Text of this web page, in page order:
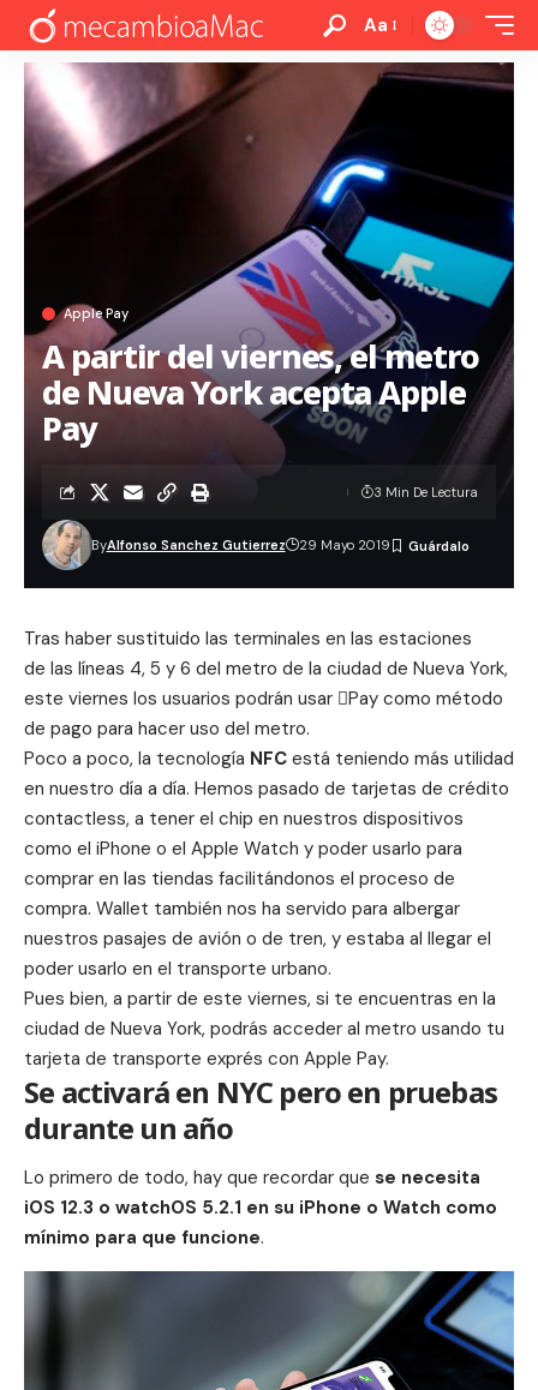
Aa
Apple Pay
A partir del viernes, el metro
de Nueva York acepta Apple
Pay
ByAlfonso Sanchez Gutierrez 29 Mayo 2019
3 Min De Lectura
Tras haber sustituido las terminales en las estaciones
de las líneas 4, 5 y 6 del metro de la ciudad de Nueva York,
este viernes los usuarios podrán usar Pay como método
de pago para hacer uso del metro.
Poco a poco, la tecnología NFC está teniendo más utilidad
en nuestro día a día. Hemos pasado de tarjetas de crédito
contactless, a tener el chip en nuestros dispositivos
como el iPhone o el Apple Watch y poder usarlo para
comprar en las tiendas facilitándonos el proceso de
compra. Wallet también nos ha servido para albergar
nuestros pasajes de avión o de tren, y estaba al llegar el
poder usarlo en el transporte urbano.
Pues bien, a partir de este viernes, si te encuentras en la
ciudad de Nueva York, podrás acceder al metro usando tu
tarjeta de transporte exprés con Apple Pay.
Se activará en NYC pero en pruebas
durante un año
Lo primero de todo, hay que recordar que se necesita
iOS 12.3 o watchOS 5.2.1 en su iPhone o Watch como
mínimo para que funcione.